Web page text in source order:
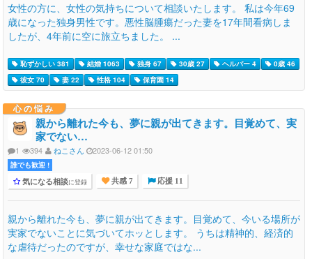
女性の方に、女性の気持ちについて相談いたします。 私は今年69
歳になった独身男性です。悪性脳腫瘍だった妻を17年間看病しま
したが、4年前に空に旅立ちました。 ...
恥ずかしい 381 結婚 1063 独身 67 30歳 27 ヘルパー 4
0歳 46
彼女 70
妻 22 性格 104 保育園 14
心の悩み
親から離れた今も、夢に親が出てきます。目覚めて、実
家でない…
1 394 ねこさん 2023-06-12 01:50
誰でも歓迎 !
気になる相談に登録 共感 7 応援 11
親から離れた今も、夢に親が出てきます。目覚めて、今いる場所が
実家でないことに気づいてホッとします。 うちは精神的、経済的
な虐待だったのですが、幸せな家庭ではな...